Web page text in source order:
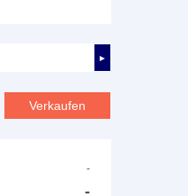
►
Verkaufen
-
-